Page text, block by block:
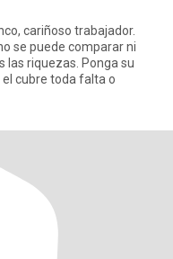
cariñoso trabajador.
se puede comparar ni
las riquezas. Ponga su
cubre toda falta o